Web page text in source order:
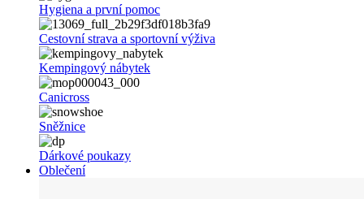
Hygiena a první pomoc
Cestovní strava a sportovní výživa
Kempingový nábytek
Canicross
Sněžnice
Dárkové poukazy
Oblečení